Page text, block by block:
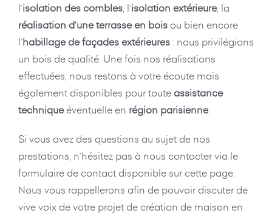
l’isolation des combles, l’isolation extérieure, la
réalisation d’une terrasse en boisou bien encore
l’habillage de façades extérieures: nous privilégions
un bois de qualité. Une fois nos réalisations
effectuées, nous restons à votre écoute mais
également disponibles pour toute assistance
techniqueéventuelle en région parisienne.
Si vous avez des questions au sujet de nos
prestations, n’hésitez pas à nous contacter via le
formulaire de contact disponible sur cette page.
Nous vous rappellerons afin de pouvoir discuter de
vive voix de votre projet de création de maison en